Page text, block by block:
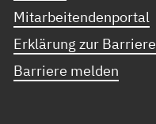
Mitarbeitendenportal
Erklärung zur
Barriere melden